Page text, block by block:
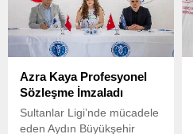
Pazara bağlayan gece
02:00'den itibaren canlı
yayınla sadece S Sport
Plus'ta.
Azra Kaya Profesyonel
Sözleşme İmzaladı
Sultanlar Ligi’nde mücadele
eden Aydın Büyükşehir